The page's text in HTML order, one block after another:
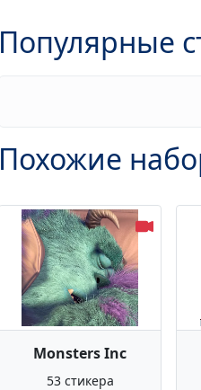
Популярные
Похожие
Monsters Inc
53 стикера